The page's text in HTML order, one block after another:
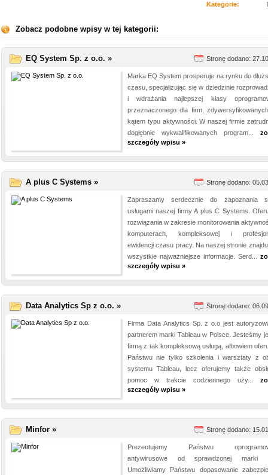
Kategorie:
Zobacz podobne wpisy w tej kategorii:
EQ System Sp. z o.o. » Stronę dodano:
Marka EQ System prosperuje na rynku do
czasu, specjalizując się w dziedzinie
i wdrażania najlepszej klasy
przeznaczonego dla firm,
kątem typu aktywności. W naszej firmie
dogłębnie wykwalifikowanych program...
szczegóły wpisu »
A plus C Systems » Stronę dodano:
Zapraszamy serdecznie do zapoznania
usługami naszej firmy A plus C Systems.
rozwiązania w zakresie monitorowania
komputerach, kompleksowej i
ewidencji czasu pracy. Na naszej stronie
wszystkie najważniejsze informacje. Serd...
szczegóły wpisu »
Data Analytics Sp z o.o. » Stronę dodano:
Firma Data Analytics Sp. z o.o jest
partnerem marki Tableau w Polsce. Jesteśmy
firmą z tak kompleksową usługą, albowiem
Państwu nie tylko szkolenia i warsztaty z
systemu Tableau, lecz oferujemy także
pomoc w trakcie codziennego uży...
szczegóły wpisu »
Minfor » Stronę dodano:
Prezentujemy Państwu
antywirusowe od sprawdzonej marki
Umożliwiamy Państwu dopasowanie